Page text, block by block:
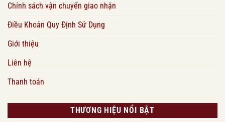
Chính sách vận chuyển giao nhận
Điều Khoản Quy Định Sử Dụng
Giới thiệu
Liên hệ
Thanh toán
THƯƠNG HIỆU NỔI BẬT